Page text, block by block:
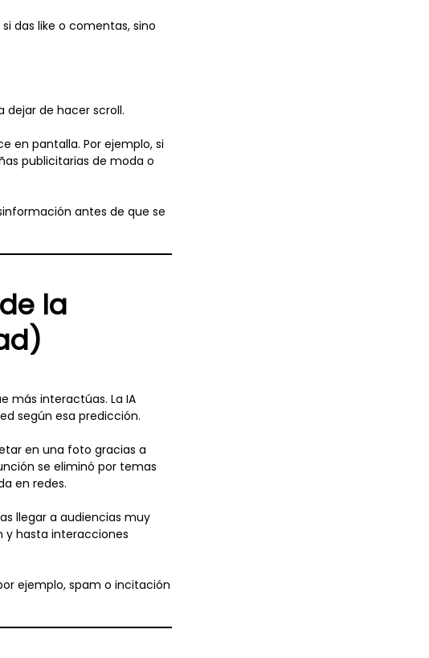
das like o comentas, sino
dejar de hacer scroll.
en pantalla. Por ejemplo, si
publicitarias de moda o
antes de que se
la
más interactúas. La IA
según esa predicción.
en una foto gracias a
se eliminó por temas
en redes.
llegar a audiencias muy
y hasta interacciones
ejemplo, spam o incitación